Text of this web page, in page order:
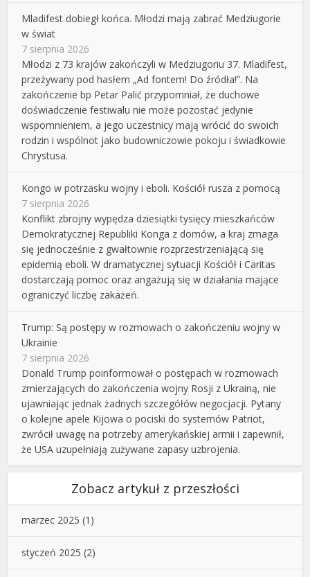
Mladifest dobiegł końca. Młodzi mają zabrać Medziugorie
w świat
7 sierpnia 2026
Młodzi z 73 krajów zakończyli w Medziugoriu 37. Mladifest,
przeżywany pod hasłem „Ad fontem! Do źródła!”. Na
zakończenie bp Petar Palić przypomniał, że duchowe
doświadczenie festiwalu nie może pozostać jedynie
wspomnieniem, a jego uczestnicy mają wrócić do swoich
rodzin i wspólnot jako budowniczowie pokoju i świadkowie
Chrystusa.
Kongo w potrzasku wojny i eboli. Kościół rusza z pomocą
7 sierpnia 2026
Konflikt zbrojny wypędza dziesiątki tysięcy mieszkańców
Demokratycznej Republiki Konga z domów, a kraj zmaga
się jednocześnie z gwałtownie rozprzestrzeniającą się
epidemią eboli. W dramatycznej sytuacji Kościół i Caritas
dostarczają pomoc oraz angażują się w działania mające
ograniczyć liczbę zakażeń.
Trump: Są postępy w rozmowach o zakończeniu wojny w
Ukrainie
7 sierpnia 2026
Donald Trump poinformował o postępach w rozmowach
zmierzających do zakończenia wojny Rosji z Ukrainą, nie
ujawniając jednak żadnych szczegółów negocjacji. Pytany
o kolejne apele Kijowa o pociski do systemów Patriot,
zwrócił uwagę na potrzeby amerykańskiej armii i zapewnił,
że USA uzupełniają zużywane zapasy uzbrojenia.
Zobacz artykuł z przeszłości
marzec 2025 (1)
styczeń 2025 (2)